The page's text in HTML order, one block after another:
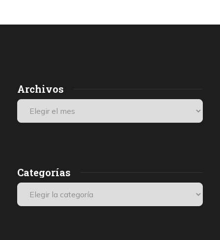
Archivos
Categorías